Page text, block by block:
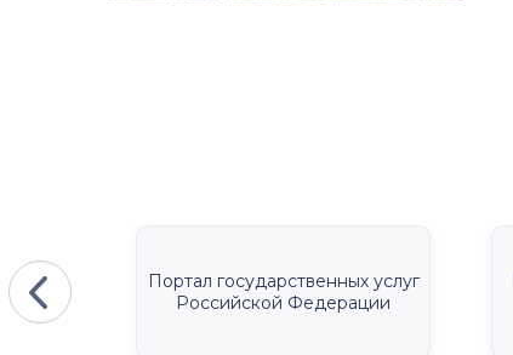
Портал государственных услуг
Российской Федерации